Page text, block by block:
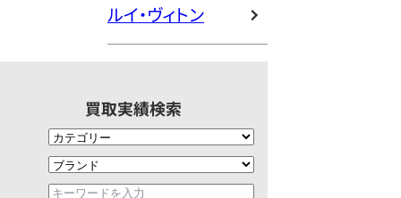
ルイ・ヴィトン
買取実績検索